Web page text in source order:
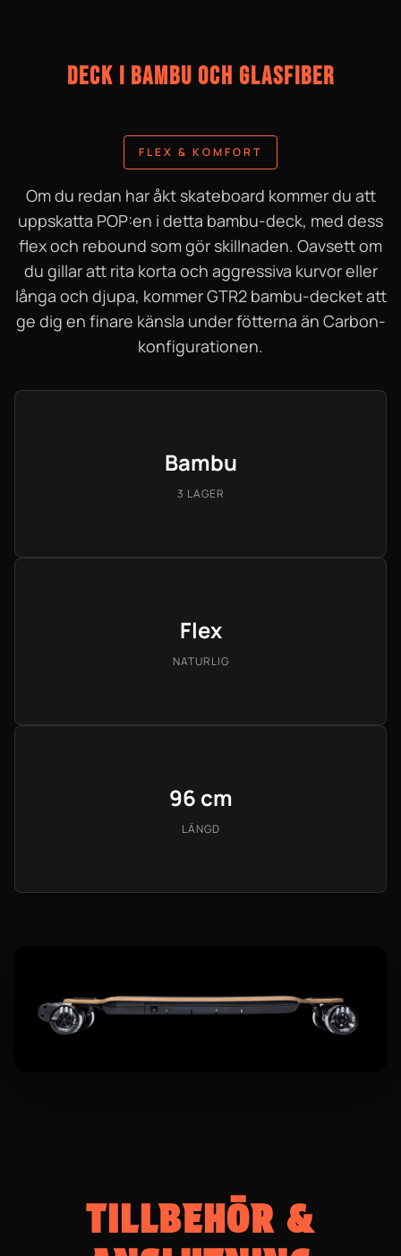
DECK I BAMBU OCH GLASFIBER
FLEX & KOMFORT
Om du redan har åkt skateboard kommer du att
uppskatta POP:en i detta bambu-deck, med dess
flex och rebound som gör skillnaden. Oavsett om
du gillar att rita korta och aggressiva kurvor eller
långa och djupa, kommer GTR2 bambu-decket att
ge dig en finare känsla under fötterna än Carbon-
konfigurationen.
Bambu
3 LAGER
Flex
NATURLIG
96 cm
LÄNGD
TILLBEHÖR &